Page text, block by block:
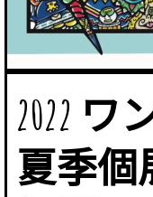
2022
夏季個